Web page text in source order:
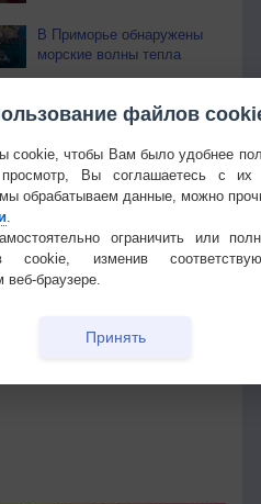
В Приморье обнаружены
морские волны тепла
Облачность Осадки
файлов
cookie, чтобы Вам было удобнее
Вы соглашаетесь с их
обрабатываем данные, можно
.
ограничить или
cookie, изменив
веб-браузере.
Принять